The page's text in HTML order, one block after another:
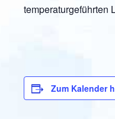
temperaturgeführten
Zum Kalender